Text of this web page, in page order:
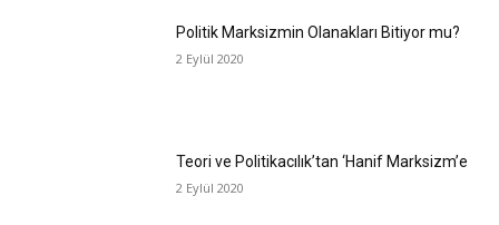
Politik Marksizmin Olanakları Bitiyor mu?
2 Eylül 2020
Teori ve Politikacılık’tan ‘Hanif Marksizm’e
2 Eylül 2020